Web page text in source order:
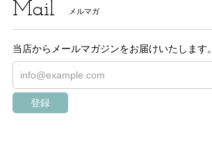
Mail メルマガ
当店からメールマガジンをお届けいたします。
登録